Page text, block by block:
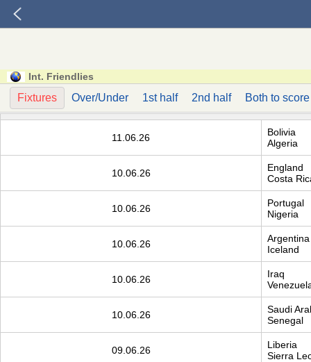
Int. Friendlies
Fixtures Over/Under 1st half 2nd half Both to score
11.06.26
Bolivia
Algeria
10.06.26
England
Costa
10.06.26
Portugal
Nigeria
10.06.26
Argentina
Iceland
10.06.26
Iraq
10.06.26
Saudi
Senegal
09.06.26
Liberia
Sierra